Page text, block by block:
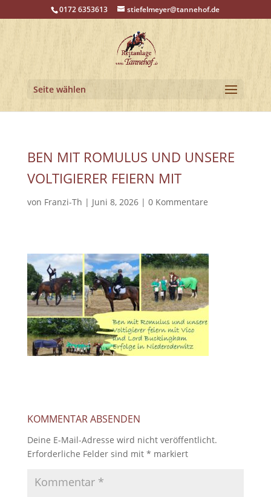
0172 6353613 stiefelmeyer@tannehof.de
Seite wählen
BEN MIT ROMULUS UND UNSERE
VOLTIGIERER FEIERN MIT
von Franzi-Th | Juni 8, 2026| 0 Kommentare
KOMMENTAR ABSENDEN
Deine E-Mail-Adresse wird nicht veröffentlicht.
Erforderliche Felder sind mit * markiert